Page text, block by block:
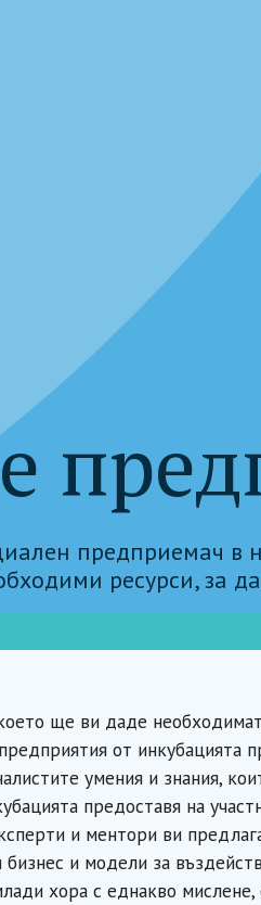
предприемач в
ресурси, за
ще ви даде
от инкубацията
умения и знания,
предоставя на
и ментори ви
и модели за
хора с еднакво